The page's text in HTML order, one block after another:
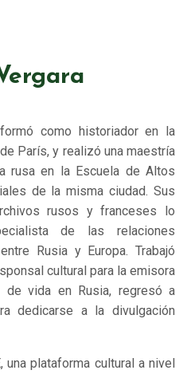
como historiador en la
París, y realizó una maestría
rusa en la Escuela de Altos
de la misma ciudad. Sus
rusos y franceses lo
de las relaciones
Rusia y Europa. Trabajó
cultural para la emisora
de vida en Rusia, regresó a
dedicarse a la divulgación
una plataforma cultural a nivel